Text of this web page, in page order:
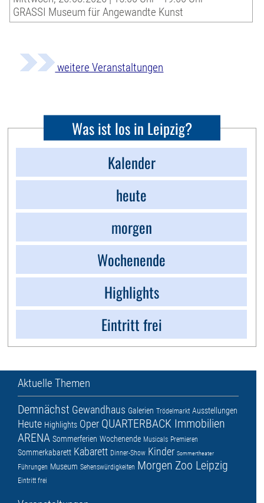
GRASSI Museum für Angewandte Kunst
weitere Veranstaltungen
Was ist los in Leipzig?
Kalender
heute
morgen
Wochenende
Highlights
Eintritt frei
Aktuelle Themen
Demnächst Gewandhaus Galerien Trödelmarkt Ausstellungen
Heute Highlights Oper QUARTERBACK Immobilien
ARENA Sommerferien Wochenende Musicals Premieren
Sommerkabarett Kabarett Dinner-Show Kinder Sommertheater
Führungen Museum Sehenswürdigkeiten Morgen Zoo Leipzig
Eintritt frei